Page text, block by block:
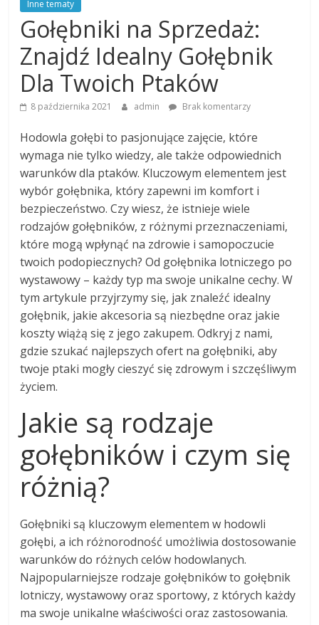
Inne tematy
Gołębniki na Sprzedaż:
Znajdź Idealny Gołębnik
Dla Twoich Ptaków
8 października 2021 admin Brak komentarzy
Hodowla gołębi to pasjonujące zajęcie, które
wymaga nie tylko wiedzy, ale także odpowiednich
warunków dla ptaków. Kluczowym elementem jest
wybór gołębnika, który zapewni im komfort i
bezpieczeństwo. Czy wiesz, że istnieje wiele
rodzajów gołębników, z różnymi przeznaczeniami,
które mogą wpłynąć na zdrowie i samopoczucie
twoich podopiecznych? Od gołębnika lotniczego po
wystawowy – każdy typ ma swoje unikalne cechy. W
tym artykule przyjrzymy się, jak znaleźć idealny
gołębnik, jakie akcesoria są niezbędne oraz jakie
koszty wiążą się z jego zakupem. Odkryj z nami,
gdzie szukać najlepszych ofert na gołębniki, aby
twoje ptaki mogły cieszyć się zdrowym i szczęśliwym
życiem.
Jakie są rodzaje
gołębników i czym się
różnią?
Gołębniki są kluczowym elementem w hodowli
gołębi, a ich różnorodność umożliwia dostosowanie
warunków do różnych celów hodowlanych.
Najpopularniejsze rodzaje gołębników to gołębnik
lotniczy, wystawowy oraz sportowy, z których każdy
ma swoje unikalne właściwości oraz zastosowania.